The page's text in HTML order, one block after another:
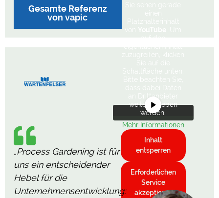
Gesamte Referenz
von vapic
an Drittanbieter
weitergegeben
werden.
Mehr Informationen
Inhalt
entsperren
Erforderlichen
Service
akzeptieren
„Process Gardening ist für
uns ein entscheidender
Hebel für die
Unternehmensentwicklung: